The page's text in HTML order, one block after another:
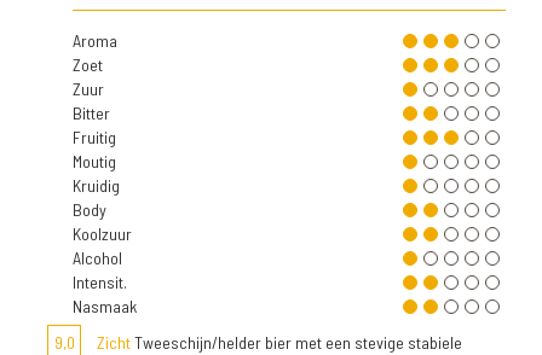
Aroma
Zoet
Zuur
Bitter
Fruitig
Moutig
Kruidig
Body
Koolzuur
Alcohol
Intensit.
Nasmaak
9,0
ZichtTweeschijn/helder bier met een stevige stabiele